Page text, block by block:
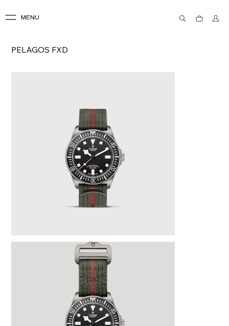
MENU
PELAGOS FXD